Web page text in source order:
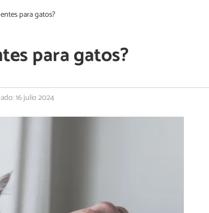
para gatos?
para gatos?
16 julio 2024